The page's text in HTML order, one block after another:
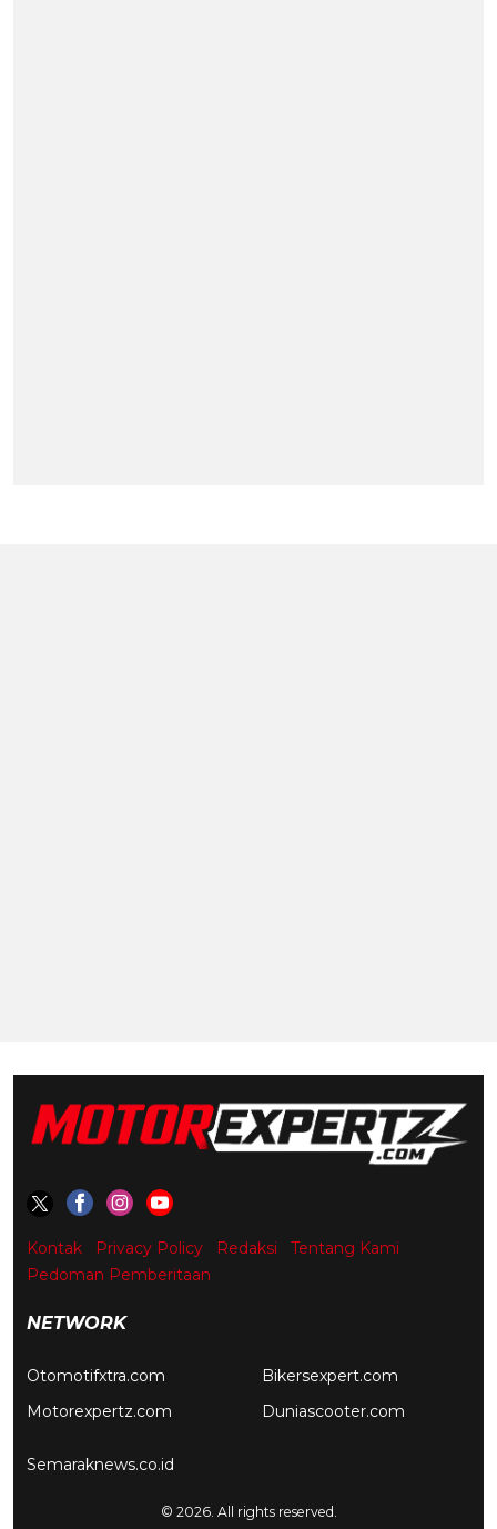
Kontak Privacy Policy Redaksi
Tentang Kami
Pedoman Pemberitaan
NETWORK
Otomotifxtra.com
Motorexpertz.com
Bikersexpert.com
Duniascooter.com
Semaraknews.co.id
© 2026. All rights reserved.